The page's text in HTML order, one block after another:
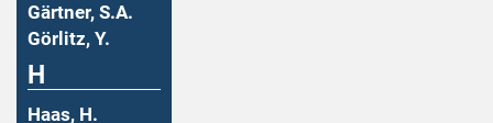
Gärtner, S.A.
Görlitz, Y.
H
Haas, H.